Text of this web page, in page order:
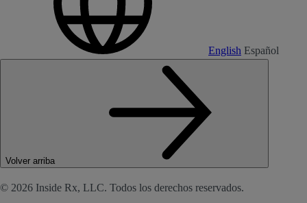
English Español
Volver arriba
© 2026 Inside Rx, LLC. Todos los derechos reservados.